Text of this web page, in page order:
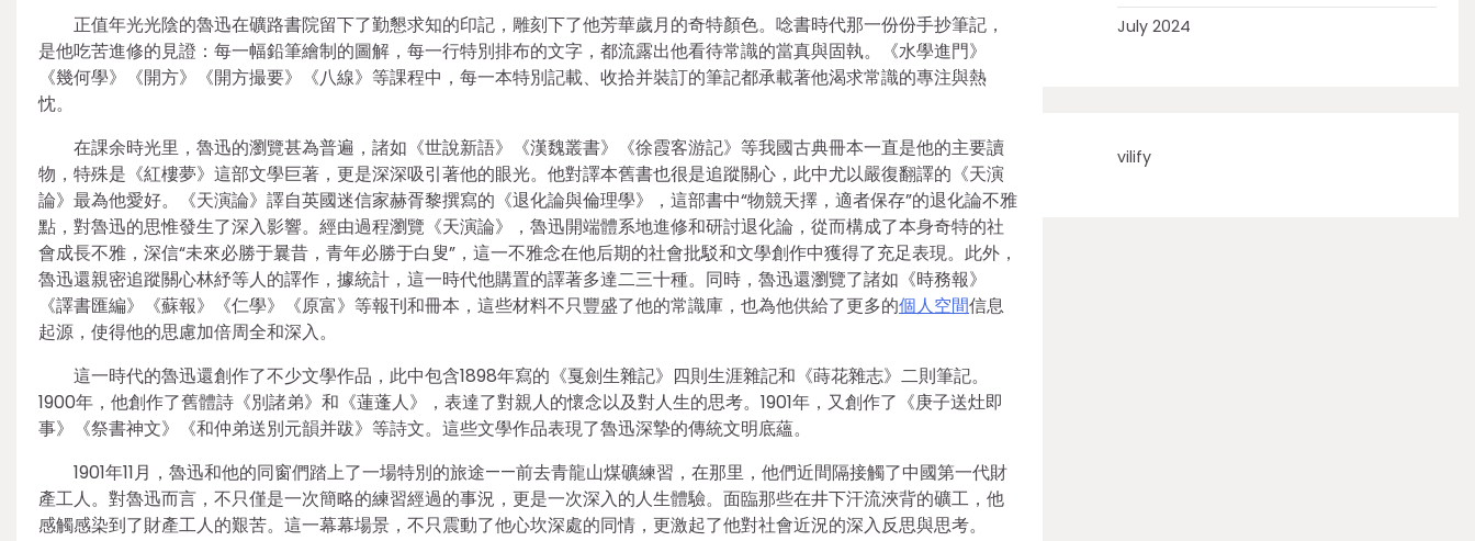
正值年光光陰的魯迅在礦路書院留下了勤懇求知的印記，雕刻下了他芳華歲月的奇特顏色。唸書時代那一份份手抄筆記，
是他吃苦進修的見證：每一幅鉛筆繪制的圖解，每一行特別排布的文字，都流露出他看待常識的當真與固執。《水學進門》
《幾何學》《開方》《開方撮要》《八線》等課程中，每一本特別記載、收拾并裝訂的筆記都承載著他渴求常識的專注與熱
忱。
在課余時光里，魯迅的瀏覽甚為普遍，諸如《世說新語》《漢魏叢書》《徐霞客游記》等我國古典冊本一直是他的主要讀
物，特殊是《紅樓夢》這部文學巨著，更是深深吸引著他的眼光。他對譯本舊書也很是追蹤關心，此中尤以嚴復翻譯的《天演
論》最為他愛好。《天演論》譯自英國迷信家赫胥黎撰寫的《退化論與倫理學》，這部書中“物競天擇，適者保存”的退化論不雅
點，對魯迅的思惟發生了深入影響。經由過程瀏覽《天演論》，魯迅開端體系地進修和研討退化論，從而構成了本身奇特的社
會成長不雅，深信“未來必勝于曩昔，青年必勝于白叟”，這一不雅念在他后期的社會批駁和文學創作中獲得了充足表現。此外，
魯迅還親密追蹤關心林紓等人的譯作，據統計，這一時代他購置的譯著多達二三十種。同時，魯迅還瀏覽了諸如《時務報》
《譯書匯編》《蘇報》《仁學》《原富》等報刊和冊本，這些材料不只豐盛了他的常識庫，也為他供給了更多的個人空間信息
起源，使得他的思慮加倍周全和深入。
這一時代的魯迅還創作了不少文學作品，此中包含1898年寫的《戛劍生雜記》四則生涯雜記和《蒔花雜志》二則筆記。
1900年，他創作了舊體詩《別諸弟》和《蓮蓬人》，表達了對親人的懷念以及對人生的思考。1901年，又創作了《庚子送灶即
事》《祭書神文》《和仲弟送別元韻并跋》等詩文。這些文學作品表現了魯迅深摯的傳統文明底蘊。
1901年11月，魯迅和他的同窗們踏上了一場特別的旅途——前去青龍山煤礦練習，在那里，他們近間隔接觸了中國第一代財
產工人。對魯迅而言，不只僅是一次簡略的練習經過的事況，更是一次深入的人生體驗。面臨那些在井下汗流浹背的礦工，他
感觸感染到了財產工人的艱苦。這一幕幕場景，不只震動了他心坎深處的同情，更激起了他對社會近況的深入反思與思考。
July 2024
vilify